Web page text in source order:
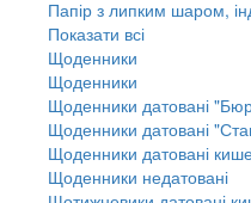
Папір з липким шаром,
Показати всі
Щоденники
Щоденники
Щоденники датовані
Щоденники датовані
Щоденники датовані
Щоденники недатовані